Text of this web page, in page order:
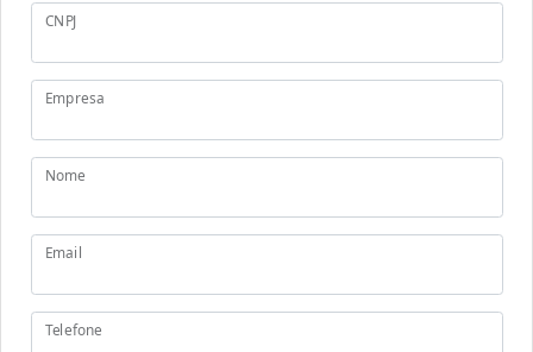
CNPJ
Empresa
Nome
Email
Telefone